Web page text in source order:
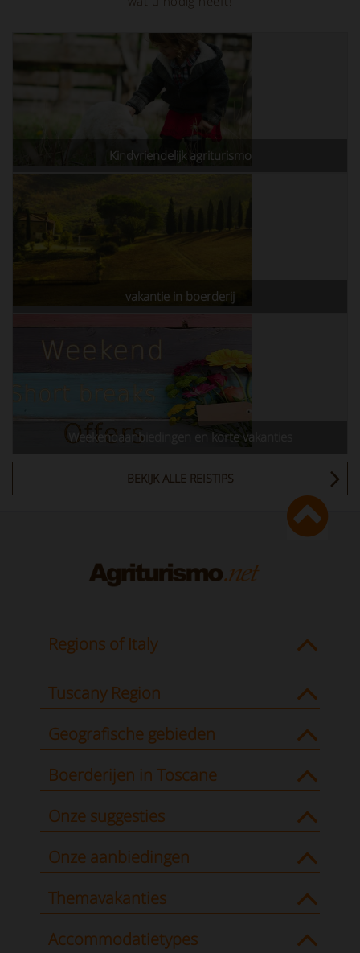
Kindvriendelijk agriturismo
vakantie in boerderij
Weekendaanbiedingen en korte vakanties
BEKIJK ALLE REISTIPS
Regions of Italy
Tuscany Region
Geografische gebieden
Boerderijen in Toscane
Onze suggesties
Onze aanbiedingen
Themavakanties
Accommodatietypes